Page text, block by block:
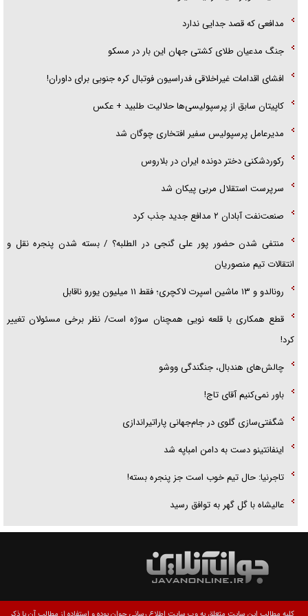
پلیس
مدافعی که قصد جدایی ندارد
جنگ مدعیان طلای کشتی جهان این بار در مسکو
افشای اقدامات غیراخلاقی فدراسیون فوتبال کره جنوبی برای داوران!
کاپیتان سابق از پرسپولیسی‌ها حلالیت طلبید + عکس
مدیرعامل پرسپولیس سفیر افتخاری چوگان شد
رکوردشکنی دختر دونده ایران در بلاروس
سرپرست استقلال مربی پیکان شد
صنعت‌نفت آبادان ۲ مدافع جدید جذب کرد
منتفی شدن حضور پور علی گنجی در الطلبه؟ / بسته شدن پنجره نقل و
انتقالات تیم منصوریان
رونالدو و ۱۳ ماشین اسپرت لاکچری؛ فقط ۱۱ میلیون یورو ناقابل
قطع همکاری با قلعه نویی همچنان سوژه است/ نظر برخی مسئولان تغییر
کرد!
چالش‌های هندبال، جنگندگی ووشو
باور نمی‌کنیم آقای تاج!
شگفتی‌سازی گلوی در جام‌جهانی پاراتیراندازی
اینفانتینو دست به دامن امباپه شد
تاجرنیا: حال تیم خوب است جز پنجره بسته!
عالیشاه با گل گهر به توافق رسید